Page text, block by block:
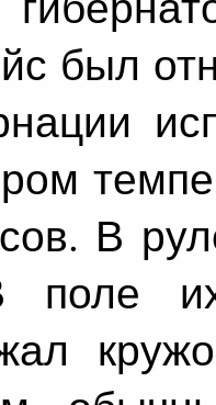
был
В
поле